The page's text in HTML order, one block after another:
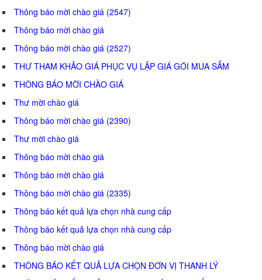
Thông báo mời chào giá (2547)
Thông báo mời chào giá
Thông báo mời chào giá (2527)
THƯ THAM KHẢO GIÁ PHỤC VỤ LẬP GIÁ GÓI MUA SẮM
THÔNG BÁO MỜI CHÀO GIÁ
Thư mời chào giá
Thông báo mời chào giá (2390)
Thư mời chào giá
Thông báo mời chào giá
Thông báo mời chào giá
Thông báo mời chào giá (2335)
Thông báo kết quả lựa chọn nhà cung cấp
Thông báo kết quả lựa chọn nhà cung cấp
Thông báo mời chào giá
THÔNG BÁO KẾT QUẢ LỰA CHỌN ĐƠN VỊ THANH LÝ